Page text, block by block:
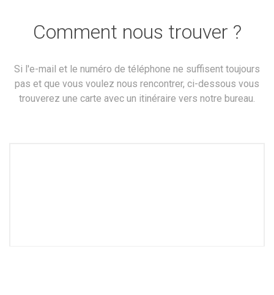
Comment nous trouver ?
Si l'e-mail et le numéro de téléphone ne suffisent toujours
pas et que vous voulez nous rencontrer, ci-dessous vous
trouverez une carte avec un itinéraire vers notre bureau.